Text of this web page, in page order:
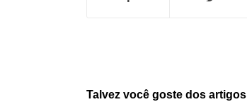
Talvez você goste dos artigos